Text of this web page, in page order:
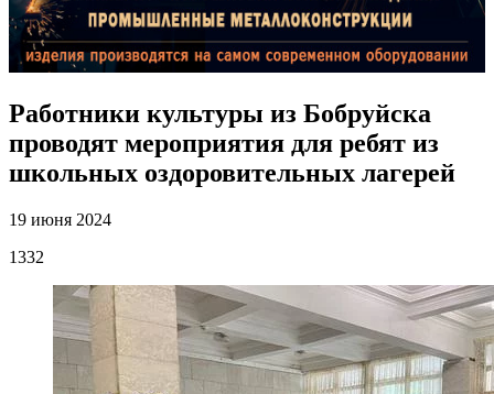
Работники культуры из Бобруйска
проводят мероприятия для ребят из
школьных оздоровительных лагерей
19 июня 2024
1332